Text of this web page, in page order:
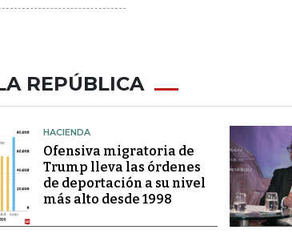
REPÚBLICA
HACIENDA
Ofensiva migratoria de
Trump lleva las órdenes
de deportación a su nivel
más alto desde 1998